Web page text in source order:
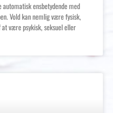
ensbetydende med
Vold kan nemlig være fysisk,
være psykisk, seksuel eller